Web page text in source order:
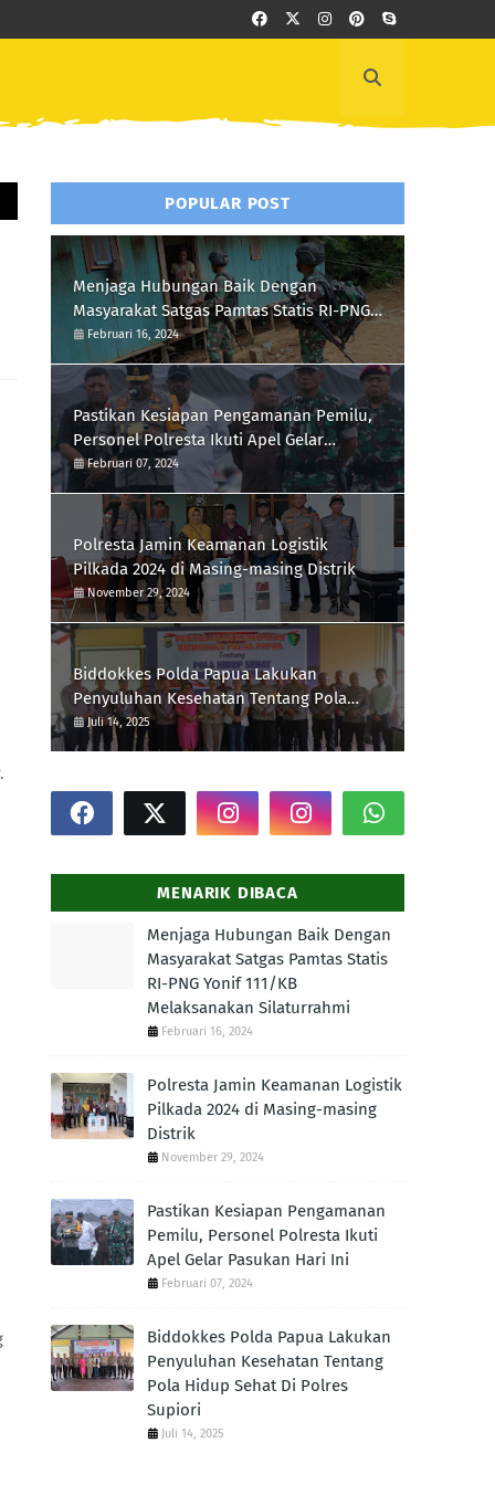
POPULAR POST
Menjaga Hubungan Baik Dengan
Masyarakat Satgas Pamtas Statis RI-PNG
Yonif 111/KB Melaksanakan Silaturrahmi
Februari 16, 2024
Pastikan Kesiapan Pengamanan Pemilu,
Personel Polresta Ikuti Apel Gelar
Pasukan Hari Ini
Februari 07, 2024
Polresta Jamin Keamanan Logistik
Pilkada 2024 di Masing-masing Distrik
November 29, 2024
Biddokkes Polda Papua Lakukan
Penyuluhan Kesehatan Tentang Pola
Hidup Sehat Di Polres Supiori
Juli 14, 2025
MENARIK DIBACA
Menjaga Hubungan Baik Dengan
Masyarakat Satgas Pamtas Statis
RI-PNG Yonif 111/KB
Melaksanakan Silaturrahmi
Februari 16, 2024
Polresta Jamin Keamanan Logistik
Pilkada 2024 di Masing-masing
Distrik
November 29, 2024
Pastikan Kesiapan Pengamanan
Pemilu, Personel Polresta Ikuti
Apel Gelar Pasukan Hari Ini
Februari 07, 2024
Biddokkes Polda Papua Lakukan
Penyuluhan Kesehatan Tentang
Pola Hidup Sehat Di Polres
Supiori
Juli 14, 2025